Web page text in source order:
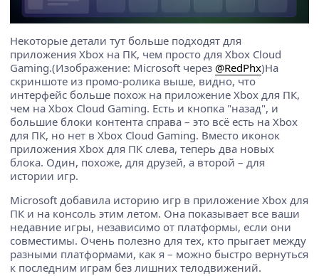
Некоторые детали тут больше подходят для
приложения Xbox на ПК, чем просто для Xbox Cloud
Gaming.(Изображение: Microsoft через @RedPhx)На
скриншоте из промо-ролика выше, видно, что
интерфейс больше похож на приложение Xbox для ПК,
чем на Xbox Cloud Gaming. Есть и кнопка "назад", и
большие блоки контента справа – это всё есть на Xbox
для ПК, но нет в Xbox Cloud Gaming. Вместо иконок
приложения Xbox для ПК слева, теперь два новых
блока. Один, похоже, для друзей, а второй – для
истории игр.
Microsoft добавила историю игр в приложение Xbox для
ПК и на консоль этим летом. Она показывает все ваши
недавние игры, независимо от платформы, если они
совместимы. Очень полезно для тех, кто прыгает между
разными платформами, как я – можно быстро вернуться
к последним играм без лишних телодвижений.